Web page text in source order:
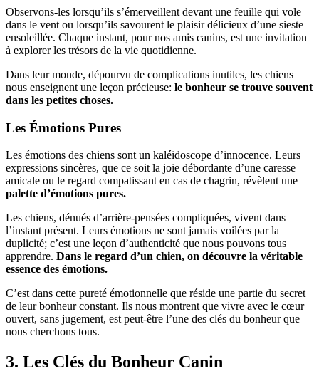
Observons-les lorsqu’ils s’émerveillent devant une feuille qui vole
dans le vent ou lorsqu’ils savourent le plaisir délicieux d’une sieste
ensoleillée. Chaque instant, pour nos amis canins, est une invitation
à explorer les trésors de la vie quotidienne.
Dans leur monde, dépourvu de complications inutiles, les chiens
nous enseignent une leçon précieuse: le bonheur se trouve souvent
dans les petites choses.
Les Émotions Pures
Les émotions des chiens sont un kaléidoscope d’innocence. Leurs
expressions sincères, que ce soit la joie débordante d’une caresse
amicale ou le regard compatissant en cas de chagrin, révèlent une
palette d’émotions pures.
Les chiens, dénués d’arrière-pensées compliquées, vivent dans
l’instant présent. Leurs émotions ne sont jamais voilées par la
duplicité; c’est une leçon d’authenticité que nous pouvons tous
apprendre. Dans le regard d’un chien, on découvre la véritable
essence des émotions.
C’est dans cette pureté émotionnelle que réside une partie du secret
de leur bonheur constant. Ils nous montrent que vivre avec le cœur
ouvert, sans jugement, est peut-être l’une des clés du bonheur que
nous cherchons tous.
3. Les Clés du Bonheur Canin